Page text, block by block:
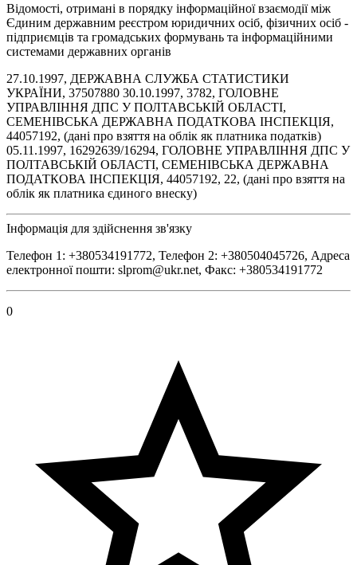
Відомості, отримані в порядку інформаційної взаємодії між
Єдиним державним реєстром юридичних осіб, фізичних осіб -
підприємців та громадських формувань та інформаційними
системами державних органів
27.10.1997, ДЕРЖАВНА СЛУЖБА СТАТИСТИКИ
УКРАЇНИ, 37507880 30.10.1997, 3782, ГОЛОВНЕ
УПРАВЛІННЯ ДПС У ПОЛТАВСЬКІЙ ОБЛАСТІ,
СЕМЕНІВСЬКА ДЕРЖАВНА ПОДАТКОВА ІНСПЕКЦІЯ,
44057192, (дані про взяття на облік як платника податків)
05.11.1997, 16292639/16294, ГОЛОВНЕ УПРАВЛІННЯ ДПС У
ПОЛТАВСЬКІЙ ОБЛАСТІ, СЕМЕНІВСЬКА ДЕРЖАВНА
ПОДАТКОВА ІНСПЕКЦІЯ, 44057192, 22, (дані про взяття на
облік як платника єдиного внеску)
Інформація для здійснення зв'язку
Телефон 1: +380534191772, Телефон 2: +380504045726, Адреса
електронної пошти: slprom@ukr.net, Факс: +380534191772
0